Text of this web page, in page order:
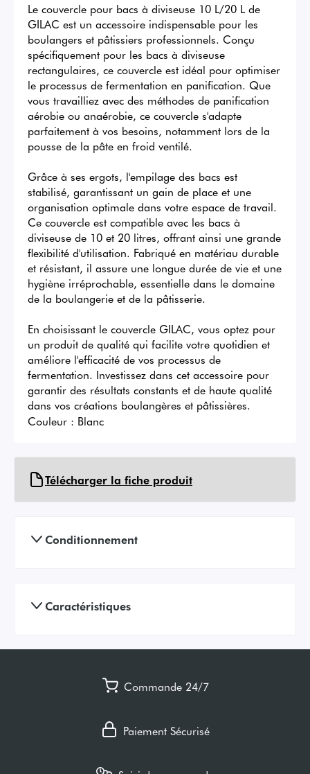
Le couvercle pour bacs à diviseuse 10 L/20 L de
GILAC est un accessoire indispensable pour les
boulangers et pâtissiers professionnels. Conçu
spécifiquement pour les bacs à diviseuse
rectangulaires, ce couvercle est idéal pour optimiser
le processus de fermentation en panification. Que
vous travailliez avec des méthodes de panification
aérobie ou anaérobie, ce couvercle s'adapte
parfaitement à vos besoins, notamment lors de la
pousse de la pâte en froid ventilé.
Grâce à ses ergots, l'empilage des bacs est
stabilisé, garantissant un gain de place et une
organisation optimale dans votre espace de travail.
Ce couvercle est compatible avec les bacs à
diviseuse de 10 et 20 litres, offrant ainsi une grande
flexibilité d'utilisation. Fabriqué en matériau durable
et résistant, il assure une longue durée de vie et une
hygiène irréprochable, essentielle dans le domaine
de la boulangerie et de la pâtisserie.
En choisissant le couvercle GILAC, vous optez pour
un produit de qualité qui facilite votre quotidien et
améliore l'efficacité de vos processus de
fermentation. Investissez dans cet accessoire pour
garantir des résultats constants et de haute qualité
dans vos créations boulangères et pâtissières.
Couleur : Blanc
Télécharger la fiche produit
Conditionnement
Caractéristiques
Commande 24/7
Paiement Sécurisé